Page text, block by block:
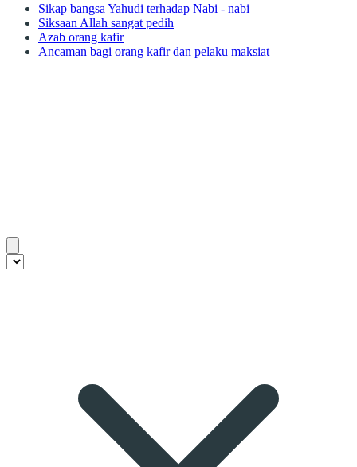
Sikap bangsa Yahudi terhadap Nabi - nabi
Siksaan Allah sangat pedih
Azab orang kafir
Ancaman bagi orang kafir dan pelaku maksiat